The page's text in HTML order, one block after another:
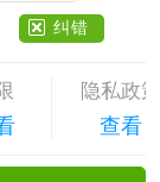
纠错
隐私政
查看